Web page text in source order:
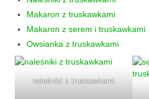
Makaron z truskawkami
Makaron z serem i truskawkami
Owsianka z truskawkami
naleśniki z truskawkami